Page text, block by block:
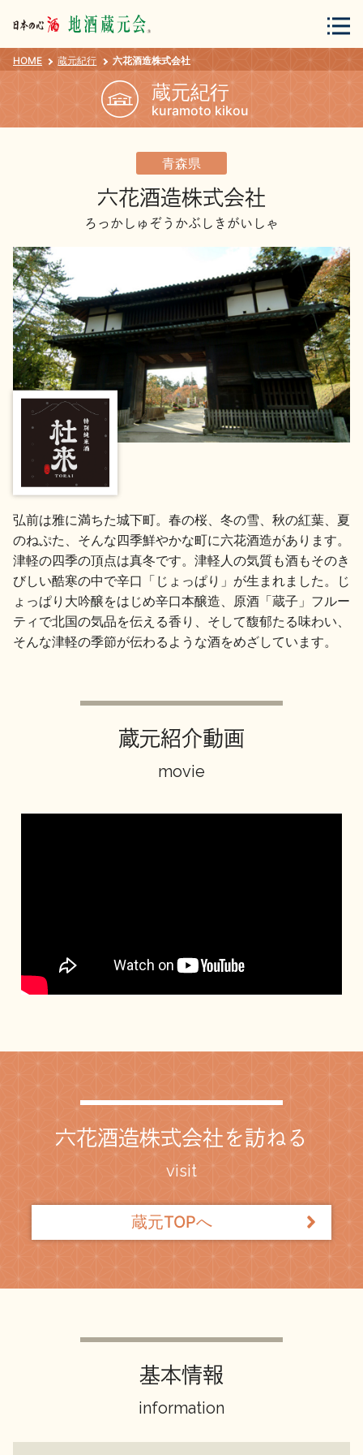
会員登録 ログイン
蔵元紀行 地酒カタログ
地酒用語集 地酒解体新書
お楽しみコンテンツ
歳時記 地酒蔵元会検定
地酒・イベント情報
イベント情報TOP 新商品・おすすめ商品
季節の商品 イベント情報
地酒蔵元会利酒会
HOME 蔵元紀行 六花酒造株式会社
蔵元紀行
kuramoto kikou
青森県
六花酒造株式会社
ろっかしゅぞうかぶしきがいしゃ
弘前は雅に満ちた城下町。春の桜、冬の雪、秋の紅葉、夏
のねぷた、そんな四季鮮やかな町に六花酒造があります。
津軽の四季の頂点は真冬です。津軽人の気質も酒もそのき
びしい酷寒の中で辛口「じょっぱり」が生まれました。じ
ょっぱり大吟醸をはじめ辛口本醸造、原酒「蔵子」フルー
ティで北国の気品を伝える香り、そして馥郁たる味わい、
そんな津軽の季節が伝わるような酒をめざしています。
蔵元紹介動画
movie
六花酒造株式会社を訪ねる
visit
蔵元TOPへ
基本情報
information